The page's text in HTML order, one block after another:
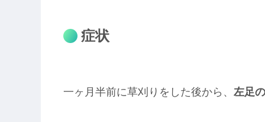
症状
一ヶ月半前に草刈りをした後から、 左足